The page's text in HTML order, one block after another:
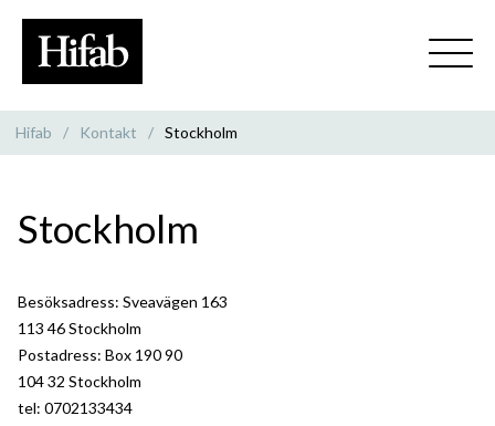
Hifab / Kontakt / Stockholm
Stockholm
Besöksadress: Sveavägen 163
113 46 Stockholm
Postadress: Box 190 90
104 32 Stockholm
tel: 0702133434